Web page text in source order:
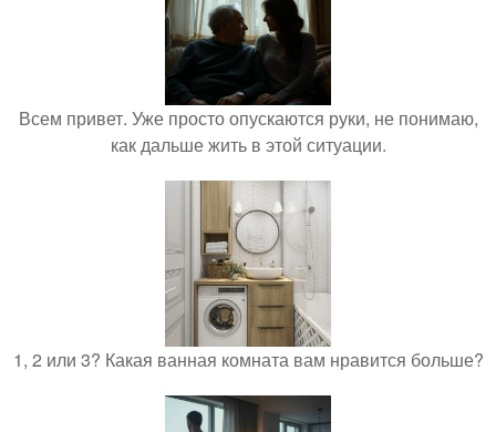
Всем привет. Уже просто опускаются руки, не понимаю,
как дальше жить в этой ситуации.
1, 2 или 3? Какая ванная комната вам нравится больше?